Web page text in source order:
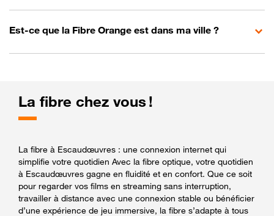
Est-ce que la Fibre Orange est dans ma ville ?
La fibre chez vous !
La fibre à Escaudœuvres : une connexion internet qui
simplifie votre quotidien Avec la fibre optique, votre quotidien
à Escaudœuvres gagne en fluidité et en confort. Que ce soit
pour regarder vos films en streaming sans interruption,
travailler à distance avec une connexion stable ou bénéficier
d’une expérience de jeu immersive, la fibre s’adapte à tous